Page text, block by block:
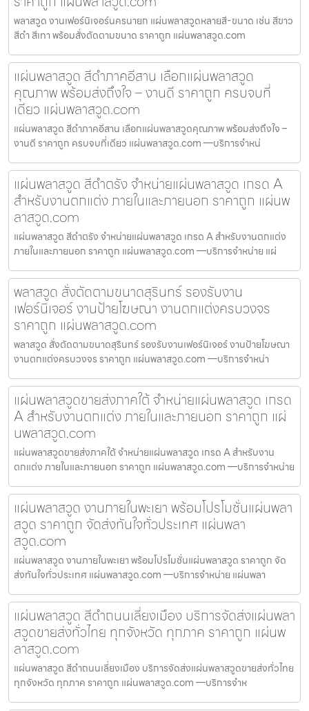
พลาสวูด งานเฟอร์นิเจอร์นครนายก แผ่นพลาสวูดหลายสี-ขนาด เช่น สีขาว
สีดำ สีเทา พร้อมสั่งตัดตามขนาด ราคาถูก แผ่นพลาสวูด.com
แผ่นพลาสวูด สีดำภาคอีสาน เลือกแผ่นพลาสวูด
คุณภาพ พร้อมส่งถึงใจ – งานดี ราคาถูก ครบจบที่
เดียว แผ่นพลาสวูด.com
แผ่นพลาสวูด สีดำภาคอีสาน เลือกแผ่นพลาสวูดคุณภาพ พร้อมส่งถึงใจ –
งานดี ราคาถูก ครบจบที่เดียว แผ่นพลาสวูด.com —บริการจำหน่
แผ่นพลาสวูด สีดำตรัง จำหน่ายแผ่นพลาสวูด เกรด A
สำหรับงานตกแต่ง ภายในและภายนอก ราคาถูก แผ่นพ
ลาสวูด.com
แผ่นพลาสวูด สีดำตรัง จำหน่ายแผ่นพลาสวูด เกรด A สำหรับงานตกแต่ง
ภายในและภายนอก ราคาถูก แผ่นพลาสวูด.com —บริการจำหน่าย แผ่
พลาสวูด สั่งตัดตามขนาดสุรินทร์ รองรับงาน
เฟอร์นิเจอร์ งานป้ายโฆษณา งานตกแต่งครบวงจร
ราคาถูก แผ่นพลาสวูด.com
พลาสวูด สั่งตัดตามขนาดสุรินทร์ รองรับงานเฟอร์นิเจอร์ งานป้ายโฆษณา
งานตกแต่งครบวงจร ราคาถูก แผ่นพลาสวูด.com —บริการจำหน่า
แผ่นพลาสวูดขายส่งภาคใต้ จำหน่ายแผ่นพลาสวูด เกรด
A สำหรับงานตกแต่ง ภายในและภายนอก ราคาถูก แผ่
นพลาสวูด.com
แผ่นพลาสวูดขายส่งภาคใต้ จำหน่ายแผ่นพลาสวูด เกรด A สำหรับงาน
ตกแต่ง ภายในและภายนอก ราคาถูก แผ่นพลาสวูด.com —บริการจำหน่าย
แผ่นพลาสวูด งานภายในพะเยา พร้อมโปรโมชั่นแผ่นพลา
สวูด ราคาถูก จัดส่งทันใจทั่วประเทศ แผ่นพลา
สวูด.com
แผ่นพลาสวูด งานภายในพะเยา พร้อมโปรโมชั่นแผ่นพลาสวูด ราคาถูก จัด
ส่งทันใจทั่วประเทศ แผ่นพลาสวูด.com —บริการจำหน่าย แผ่นพลา
แผ่นพลาสวูด สีดำถนนเลี่ยงเมือง บริการจัดส่งแผ่นพลา
สวูดขายส่งทั่วไทย ทุกจังหวัด ทุกภาค ราคาถูก แผ่นพ
ลาสวูด.com
แผ่นพลาสวูด สีดำถนนเลี่ยงเมือง บริการจัดส่งแผ่นพลาสวูดขายส่งทั่วไทย
ทุกจังหวัด ทุกภาค ราคาถูก แผ่นพลาสวูด.com —บริการจำห